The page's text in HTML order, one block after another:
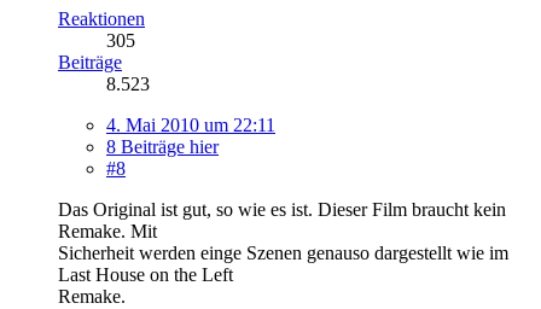
Reaktionen
305
Beiträge
8.523
4. Mai 2010 um 22:11
8 Beiträge hier
#8
Das Original ist gut, so wie es ist. Dieser Film braucht kein
Remake. Mit
Sicherheit werden einge Szenen genauso dargestellt wie im
Last House on the Left
Remake.